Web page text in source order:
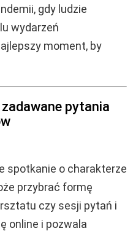
gdy ludzie
wydarzeń
moment, by
pytania
spotkanie o charakterze
przybrać formę
czy sesji pytań i
online i pozwala